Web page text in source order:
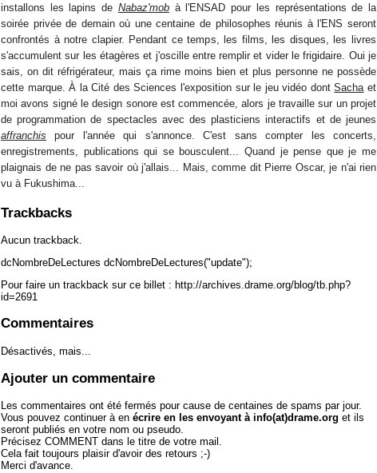
installons les lapins de Nabaz'mobà l'ENSAD pour les représentations de la
soirée privée de demain où une centaine de philosophes réunis à l'ENS seront
confrontés à notre clapier. Pendant ce temps, les films, les disques, les livres
s'accumulent sur les étagères et j'oscille entre remplir et vider le frigidaire. Oui je
sais, on dit réfrigérateur, mais ça rime moins bien et plus personne ne possède
cette marque. À la Cité des Sciences l'exposition sur le jeu vidéo dontSacha et
moi avons signé le design sonore est commencée, alors je travaille sur un projet
de programmation de spectacles avec des plasticiens interactifs et de jeunes
affranchis pour l'année qui s'annonce. C'est sans compter les concerts,
enregistrements, publications qui se bousculent... Quand je pense que je me
plaignais de ne pas savoir où j'allais... Mais, comme dit Pierre Oscar, je n'ai rien
vu à Fukushima...
Trackbacks
Aucun trackback.
dcNombreDeLectures dcNombreDeLectures("update");
Pour faire un trackback sur ce billet : http://archives.drame.org/blog/tb.php?
id=2691
Commentaires
Désactivés, mais...
Ajouter un commentaire
Les commentaires ont été fermés pour cause de centaines de spams par jour.
Vous pouvez continuer à en écrire en les envoyant à info(at)drame.org et ils
seront publiés en votre nom ou pseudo.
Précisez COMMENT dans le titre de votre mail.
Cela fait toujours plaisir d'avoir des retours ;-)
Merci d'avance.